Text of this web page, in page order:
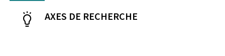
AXES DE RECHERCHE